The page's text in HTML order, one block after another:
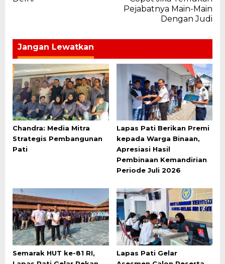
Pejabatnya Main-Main
Dengan Judi
Jangan Lewatkan
Chandra: Media Mitra
Strategis Pembangunan
Pati
Lapas Pati Berikan Premi
kepada Warga Binaan,
Apresiasi Hasil
Pembinaan Kemandirian
Periode Juli 2026
Semarak HUT ke-81 RI,
Lapas Pati Gelar